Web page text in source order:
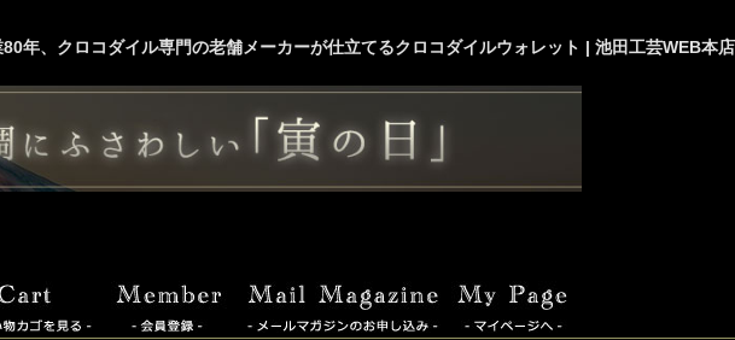
80年、クロコダイル専門の老舗メーカーが仕立てるクロコダイルウォレット | 池田工芸WEB本店